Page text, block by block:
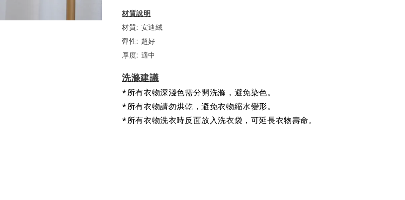
材質說明
材質: 安迪絨
彈性: 超好
厚度: 適中
洗滌建議
*所有衣物深淺色需分開洗滌，避免染色。
*所有衣物請勿烘乾，避免衣物縮水變形。
*所有衣物洗衣時反面放入洗衣袋，可延長衣物壽命。